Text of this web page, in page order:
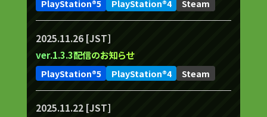
PlayStation®5 PlayStation®4 Steam
2025.11.26 [JST]
ver.1.3.3配信のお知らせ
PlayStation®5 PlayStation®4 Steam
2025.11.22 [JST]